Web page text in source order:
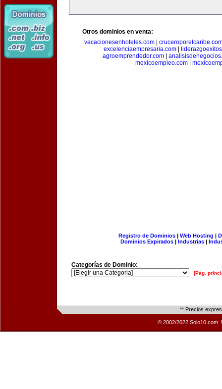
Otros dominios en venta:
vacacionesenhoteles.com
excelenciaempresaria.com
agroemprendedor.com
mexicoempleo.com|
Registro de Dominios| Web Hosting |
Dominios Expirados | Industrias |
Categorías de Dominio:
[Pág.
** Precios
© 2002/2022 Solo10.com